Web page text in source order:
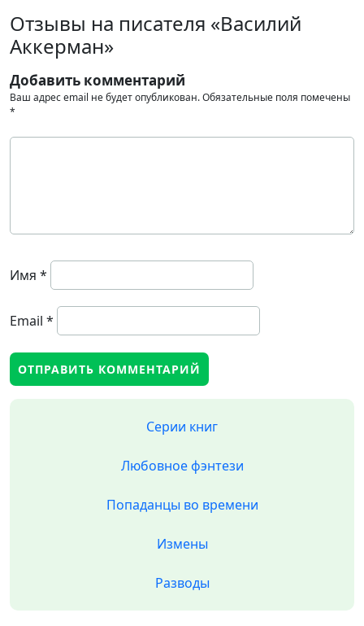
Отзывы на писателя «Василий
Аккерман»
Добавить комментарий
Ваш адрес email не будет опубликован.Обязательные поля помечены
*
Имя *
Email *
Серии книг
Любовное фэнтези
Попаданцы во времени
Измены
Разводы